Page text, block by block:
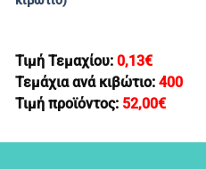
Τιμή Τεμαχίου: 0,13€
Τεμάχια ανά κιβώτιο: 400
Τιμή προϊόντος: 52,00€